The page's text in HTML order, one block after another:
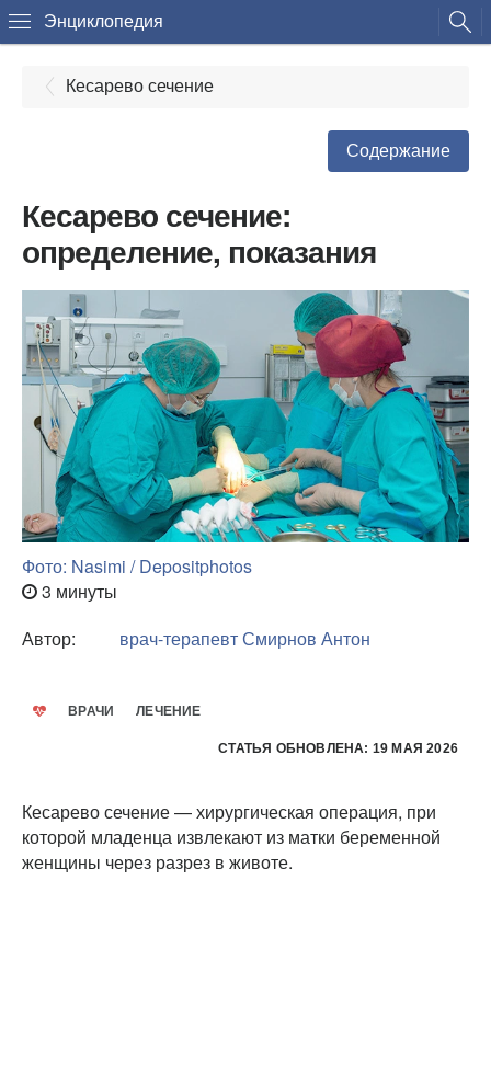
Энциклопедия
Кесарево сечение
Содержание
Кесарево сечение:
определение, показания
Фото: Nasimi / Depositphotos
3 минуты
Автор:
врач-терапевтСмирнов Антон
ВРАЧИ ЛЕЧЕНИЕ
СТАТЬЯ ОБНОВЛЕНА: 19 МАЯ 2026
Кесарево сечение — хирургическая операция, при
которой младенца извлекают из матки беременной
женщины через разрез в животе.